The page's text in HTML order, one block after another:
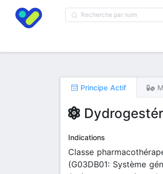
Principe Actif
Indications
Classe
(G03DB01: Système